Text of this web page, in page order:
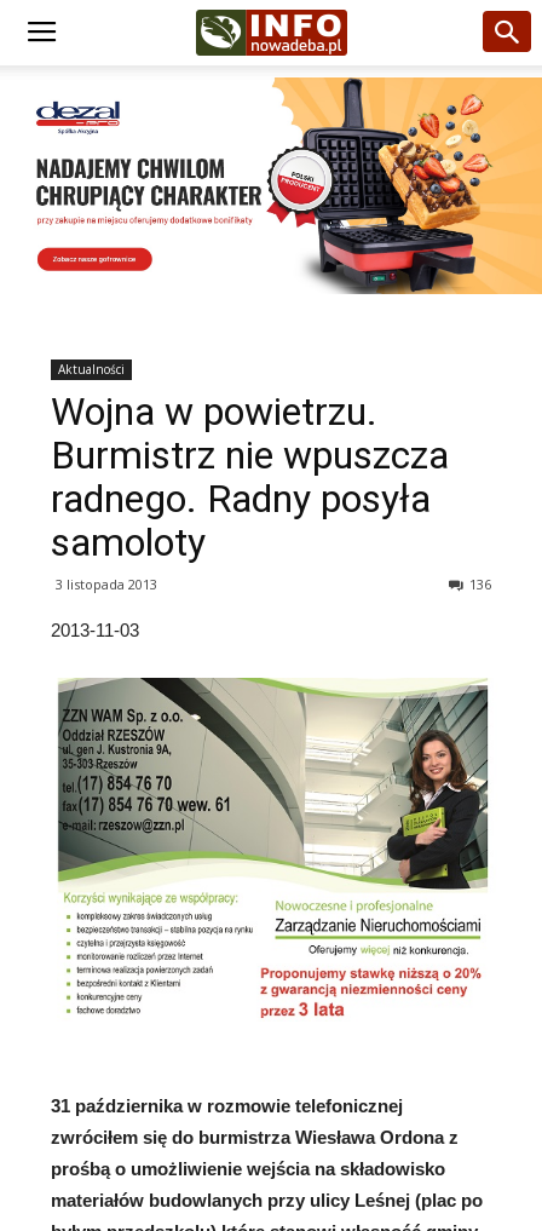
Aktualności
Wojna w powietrzu.
Burmistrz nie wpuszcza
radnego. Radny posyła
samoloty
3 listopada 2013 136
2013-11-03
31 października w rozmowie telefonicznej
zwróciłem się do burmistrza Wiesława Ordona z
prośbą o umożliwienie wejścia na składowisko
materiałów budowlanych przy ulicy Leśnej (plac po